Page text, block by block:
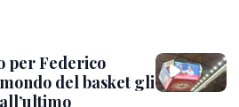
per Federico
del basket gli